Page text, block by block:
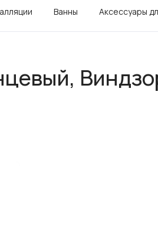
Зеркала
Душевые ограждения, поддоны
Ванны Аксессуары